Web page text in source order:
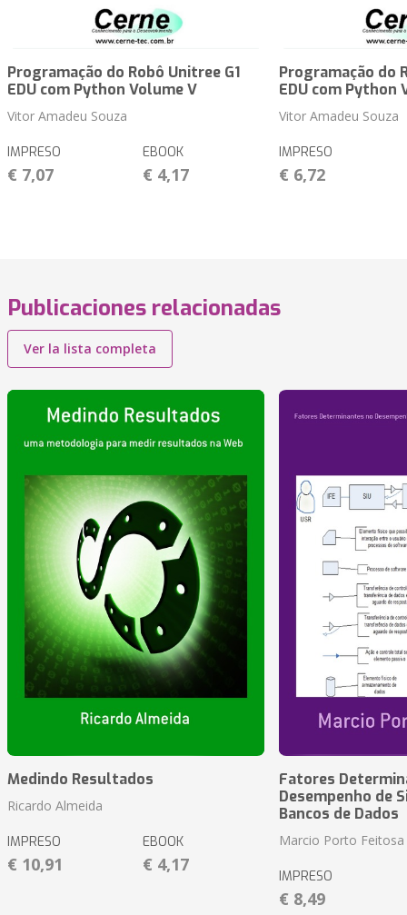
Programação do Robô Unitree G1
EDU com Python Volume V
Vitor Amadeu Souza
IMPRESO
€ 7,07
EBOOK
€ 4,17
Programação do
EDU com Python
Vitor Amadeu Souza
IMPRESO
€ 6,72
Publicaciones relacionadas
Ver la lista completa
Medindo Resultados
Ricardo Almeida
IMPRESO
€ 10,91
EBOOK
€ 4,17
Fatores
Desempenho de
Bancos de Dados
Marcio Porto Feitosa
IMPRESO
€ 8,49